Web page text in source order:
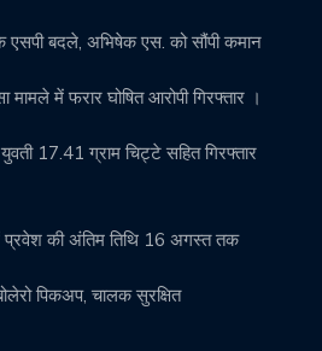
बदले, अभिषेक एस. को सौंपी कमान
में फरार घोषित आरोपी गिरफ्तार ।
17.41 ग्राम चिट्टे सहित गिरफ्तार
की अंतिम तिथि 16 अगस्त तक
पिकअप, चालक सुरक्षित